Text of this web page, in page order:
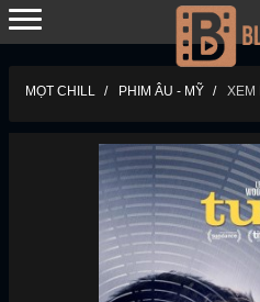
MỌT CHILL PHIM ÂU - MỸ XEM